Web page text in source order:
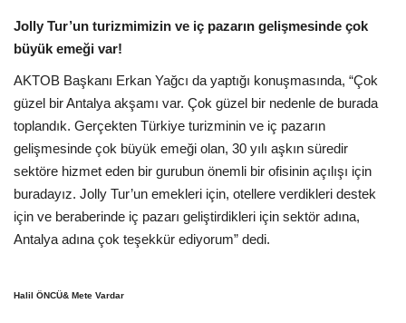
Jolly Tur’un turizmimizin ve iç pazarın gelişmesinde çok
büyük emeği var!
AKTOB Başkanı Erkan Yağcı da yaptığı konuşmasında, “Çok
güzel bir Antalya akşamı var. Çok güzel bir nedenle de burada
toplandık. Gerçekten Türkiye turizminin ve iç pazarın
gelişmesinde çok büyük emeği olan, 30 yılı aşkın süredir
sektöre hizmet eden bir gurubun önemli bir ofisinin açılışı için
buradayız. Jolly Tur’un emekleri için, otellere verdikleri destek
için ve beraberinde iç pazarı geliştirdikleri için sektör adına,
Antalya adına çok teşekkür ediyorum” dedi.
Halil ÖNCÜ& Mete Vardar